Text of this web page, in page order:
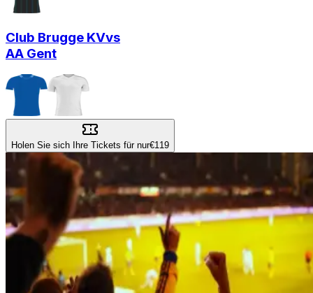
Club Brugge KVvs
AA Gent
Holen Sie sich Ihre Tickets für nur€119